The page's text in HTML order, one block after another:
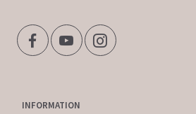
INFORMATION